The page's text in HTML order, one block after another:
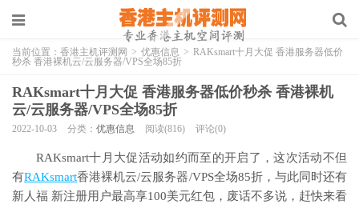
当前位置： 香港主机评测网 > 优惠信息 > RAKsmart十月大促 香港服务器低价
秒杀 香港裸机云/云服务器/VPS全场85折
RAKsmart十月大促 香港服务器低价秒杀 香港裸机
云/云服务器/VPS全场85折
2022-10-03 分类： 优惠信息 阅读(816) 评论(0)
RAKsmart十月大促活动如约而至的开启了，这次活动不但
有RAKsmart香港裸机云/云服务器/VPS全场85折，与此同时还有
新人福 新注册用户最高享100美元红包，废话不多说，赶快来看